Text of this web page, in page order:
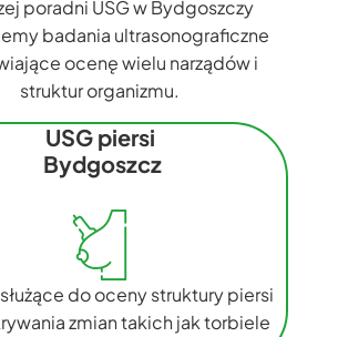
poradni USG w Bydgoszczy
badania ultrasonograficzne
ocenę wielu narządów i
struktur organizmu.
USG piersi
Bydgoszcz
do oceny struktury piersi
zmian takich jak torbiele